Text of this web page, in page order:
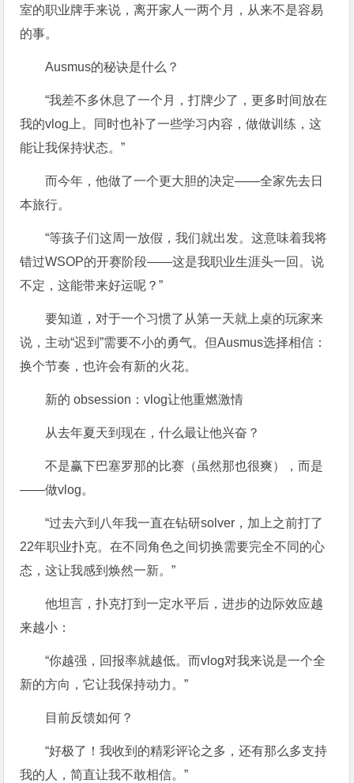
室的职业牌手来说，离开家人一两个月，从来不是容易
的事。
Ausmus的秘诀是什么？
“我差不多休息了一个月，打牌少了，更多时间放在
我的vlog上。同时也补了一些学习内容，做做训练，这
能让我保持状态。”
而今年，他做了一个更大胆的决定——全家先去日
本旅行。
“等孩子们这周一放假，我们就出发。这意味着我将
错过WSOP的开赛阶段——这是我职业生涯头一回。说
不定，这能带来好运呢？”
要知道，对于一个习惯了从第一天就上桌的玩家来
说，主动“迟到”需要不小的勇气。但Ausmus选择相信：
换个节奏，也许会有新的火花。
新的 obsession：vlog让他重燃激情
从去年夏天到现在，什么最让他兴奋？
不是赢下巴塞罗那的比赛（虽然那也很爽），而是
——做vlog。
“过去六到八年我一直在钻研solver，加上之前打了
22年职业扑克。在不同角色之间切换需要完全不同的心
态，这让我感到焕然一新。”
他坦言，扑克打到一定水平后，进步的边际效应越
来越小：
“你越强，回报率就越低。而vlog对我来说是一个全
新的方向，它让我保持动力。”
目前反馈如何？
“好极了！我收到的精彩评论之多，还有那么多支持
我的人，简直让我不敢相信。”